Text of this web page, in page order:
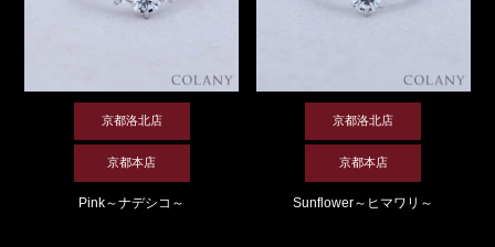
京都洛北店
京都本店
Pink～ナデシコ～
京都洛北店
京都本店
Sunflower～ヒマワリ～